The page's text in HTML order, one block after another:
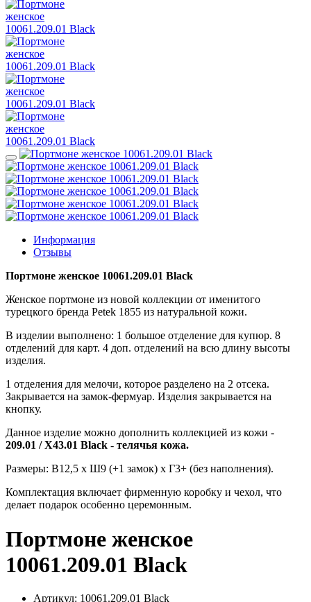
Информация
Отзывы
Портмоне женское 10061.209.01 Black
Женское портмоне из новой коллекции от именитого
турецкого бренда Petek 1855 из натуральной кожи.
В изделии выполнено: 1 большое отделение для купюр. 8
отделений для карт. 4 доп. отделений на всю длину высоты
изделия.
1 отделения для мелочи, которое разделено на 2 отсека.
Закрывается на замок-фермуар. Изделия закрывается на
кнопку.
Данное изделие можно дополнить коллекцией из кожи -
209.01 / X43.01 Black - телячья кожа.
Размеры: В12,5 х Ш9 (+1 замок) х Г3+ (без наполнения).
Комплектация включает фирменную коробку и чехол, что
делает подарок особенно церемонным.
Портмоне женское
10061.209.01 Black
Артикул: 10061.209.01 Black